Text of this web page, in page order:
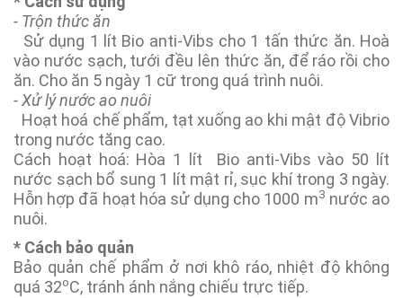
- Trộn thức ăn
Sử dụng 1 lít Bio anti-Vibs cho 1 tấn thức ăn. Hoà
vào nước sạch, tưới đều lên thức ăn, để ráo rồi cho
ăn. Cho ăn 5 ngày 1 cữ trong quá trình nuôi.
- Xử lý nước ao nuôi
Hoạt hoá chế phẩm, tạt xuống ao khi mật độ Vibrio
trong nước tăng cao.
Cách hoạt hoá: Hòa 1 lít Bio anti-Vibs vào 50 lít
nước sạch bổ sung 1 lít mật rỉ, sục khí trong 3 ngày.
Hỗn hợp đã hoạt hóa sử dụng cho 1000 m3 nước ao
nuôi.
* Cách bảo quản
Bảo quản chế phẩm ở nơi khô ráo, nhiệt độ không
quá 32oC, tránh ánh nắng chiếu trực tiếp.